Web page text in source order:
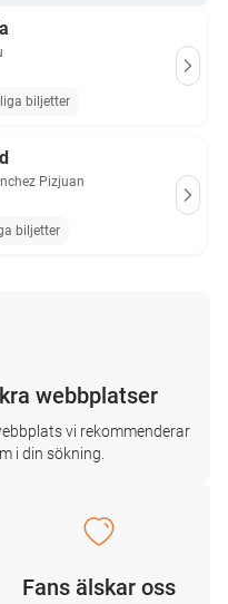
biljetter
Pizjuan
biljetter
webbplatser
vi rekommenderar
i din sökning.
Fans älskar oss